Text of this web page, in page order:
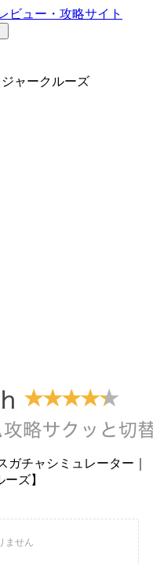
ャークルーズ
ガチャシミュレーター｜
ズ】